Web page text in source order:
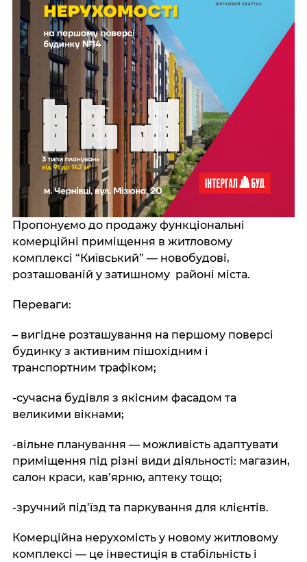
Пропонуємо до продажу функціональні
комерційні приміщення в житловому
комплексі “Київський” — новобудові,
розташованій у затишному районі міста.
Переваги:
– вигідне розташування на першому поверсі
будинку з активним пішохідним і
транспортним трафіком;
-сучасна будівля з якісним фасадом та
великими вікнами;
-вільне планування — можливість адаптувати
приміщення під різні види діяльності: магазин,
салон краси, кав’ярню, аптеку тощо;
-зручний під’їзд та паркування для клієнтів.
Комерційна нерухомість у новому житловому
комплексі — це інвестиція в стабільність і